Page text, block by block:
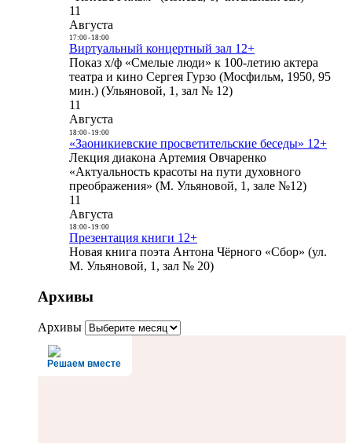
11
Августа
17:00- 18:00
Виртуальный концертный зал 12+
Показ х/ф «Смелые люди» к 100-летию актера
театра и кино Сергея Гурзо (Мосфильм, 1950, 95
мин.) (Ульяновой, 1, зал № 12)
11
Августа
18:00- 19:00
«Заоникиевские просветительские беседы» 12+
Лекция диакона Артемия Овчаренко
«Актуальность красоты на пути духовного
преображения» (М. Ульяновой, 1, зале №12)
11
Августа
18:00- 19:00
Презентация книги 12+
Новая книга поэта Антона Чёрного «Сбор» (ул.
М. Ульяновой, 1, зал № 20)
Архивы
Архивы
Решаем вместе